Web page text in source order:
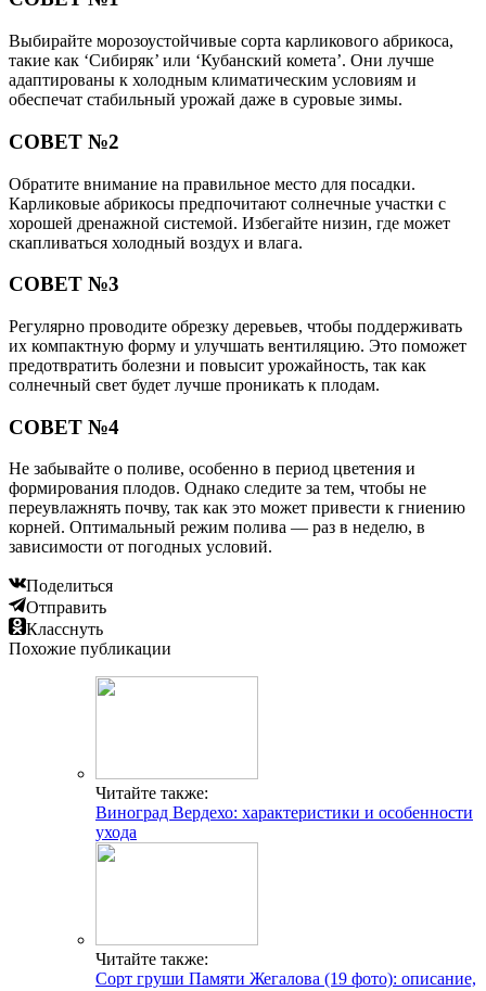
Выбирайте морозоустойчивые сорта карликового абрикоса,
такие как ‘Сибиряк’ или ‘Кубанский комета’. Они лучше
адаптированы к холодным климатическим условиям и
обеспечат стабильный урожай даже в суровые зимы.
СОВЕТ №2
Обратите внимание на правильное место для посадки.
Карликовые абрикосы предпочитают солнечные участки с
хорошей дренажной системой. Избегайте низин, где может
скапливаться холодный воздух и влага.
СОВЕТ №3
Регулярно проводите обрезку деревьев, чтобы поддерживать
их компактную форму и улучшать вентиляцию. Это поможет
предотвратить болезни и повысит урожайность, так как
солнечный свет будет лучше проникать к плодам.
СОВЕТ №4
Не забывайте о поливе, особенно в период цветения и
формирования плодов. Однако следите за тем, чтобы не
переувлажнять почву, так как это может привести к гниению
корней. Оптимальный режим полива — раз в неделю, в
зависимости от погодных условий.
Поделиться
Отправить
Класснуть
Похожие публикации
Читайте также:
Виноград Вердехо: характеристики и особенности
ухода
Читайте также:
Сорт груши Памяти Жегалова (19 фото): описание,